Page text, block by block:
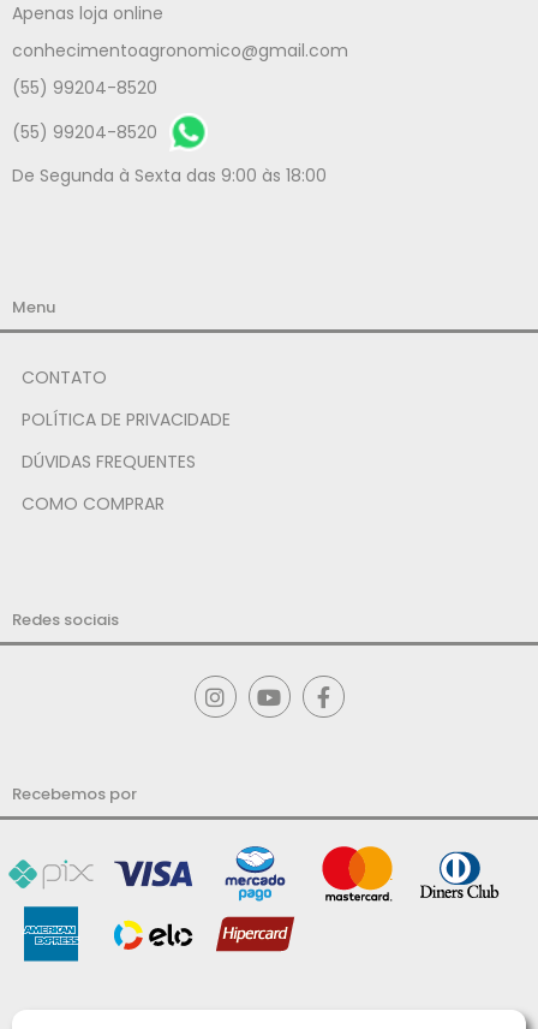
Apenas loja online
conhecimentoagronomico@gmail.com
(55) 99204-8520
(55) 99204-8520
De Segunda à Sexta das 9:00 às 18:00
Menu
CONTATO
POLÍTICA DE PRIVACIDADE
DÚVIDAS FREQUENTES
COMO COMPRAR
Redes sociais
Recebemos por